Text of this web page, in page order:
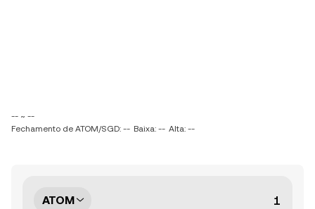
-- ~ --
Fechamento de ATOM/SGD: -- Baixa: -- Alta: --
ATOM